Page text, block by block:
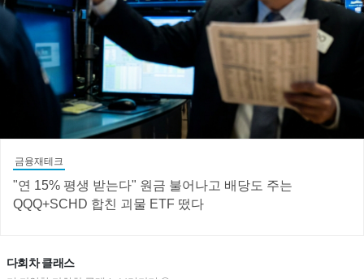
금융재테크
"연 15% 평생 받는다" 원금 불어나고 배당도 주는
QQQ+SCHD 합친 괴물 ETF 떴다
다회차 클래스